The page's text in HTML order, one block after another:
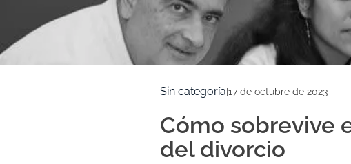
Sin categoría 17 de octubre de 2023
Cómo sobrevive
del divorcio